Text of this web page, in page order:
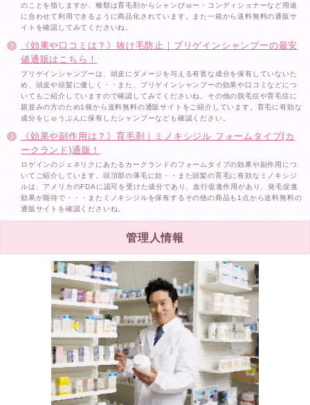
のことを指しますが、種類は育毛剤からシャンぴゅー・コンディショナーなど用途
に合わせて利用できるように商品化されています。また一箱から送料無料の通販サ
イトを確認してみてくださいね。
《効果や口コミは？》抜け毛防止｜プリゲインシャンプーの最安
値通販はこちら！
プリゲインシャンプーは、頭皮にダメージを与える有害な成分を保有していないた
め、頭皮や頭髪に優しく・・また、プリゲインシャンプーの効果や口コミなどにつ
いてもご紹介していますので確認してみてくださいね。その他の脱毛症や育毛症に
親並みの方のため1個から送料無料の通販サイトをご紹介しています。育毛に有効な
成分をじゅうぶんに保有したシャンプーなども確認ください。
《効果や副作用は？》育毛剤｜ミノキシジル フォームタイプ(カ
ークランド)通販！
ロゲインのジェネリクにあたるカークランドのフォームタイプの効果や副作用につ
いてご紹介しています。頭頂部の薄毛に効・・また頭髪の育毛に有効なミノキシジ
ルは、アメリカのFDAに認可を受けた成分であり、血行促進作用があり、発毛促進
効果が期待で・・・またミノキシジルを保有するその他の商品も1点から送料無料の
通販サイトを確認くださいね。
管理人情報